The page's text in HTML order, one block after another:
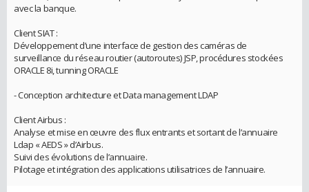
avec la banque.
Client SIAT :
Développement d’une interface de gestion des caméras de
surveillance du réseau routier (autoroutes) JSP, procédures stockées
ORACLE 8i, tunning ORACLE
- Conception architecture et Data management LDAP
Client Airbus :
Analyse et mise en œuvre des flux entrants et sortant de l’annuaire
Ldap « AEDS » d’Airbus.
Suivi des évolutions de l’annuaire.
Pilotage et intégration des applications utilisatrices de l’annuaire.